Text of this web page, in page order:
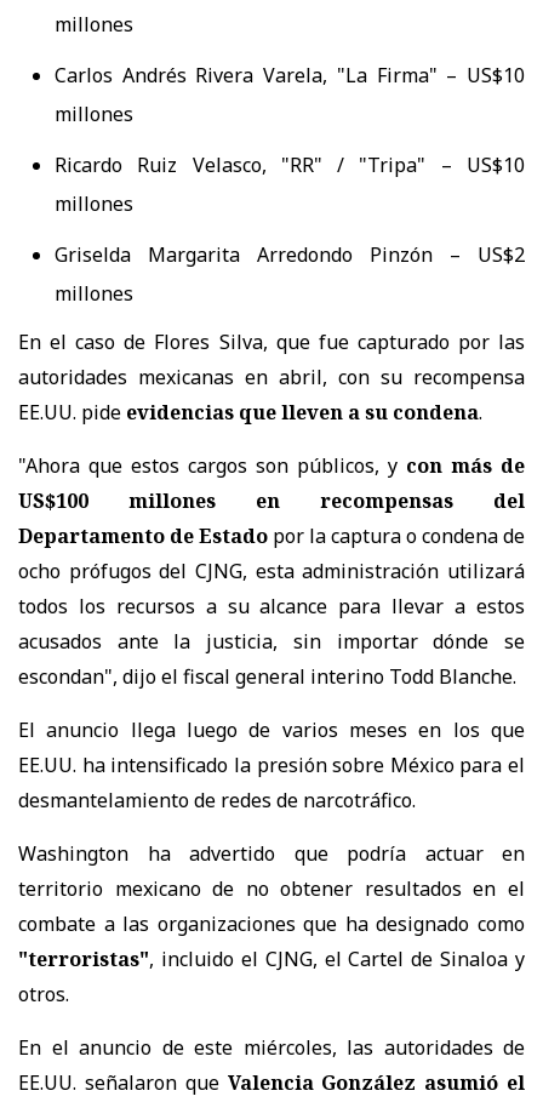
millones
Carlos Andrés Rivera Varela, "La Firma" – US$10
millones
Ricardo Ruiz Velasco, "RR" / "Tripa" – US$10
millones
Griselda Margarita Arredondo Pinzón – US$2
millones
En el caso de Flores Silva, que fue capturado por las
autoridades mexicanas en abril, con su recompensa
EE.UU. pide evidencias que lleven a su condena.
"Ahora que estos cargos son públicos, y con más de
US$100 millones en recompensas del
Departamento de Estado por la captura o condena de
ocho prófugos del CJNG, esta administración utilizará
todos los recursos a su alcance para llevar a estos
acusados ante la justicia, sin importar dónde se
escondan", dijo el fiscal general interino Todd Blanche.
El anuncio llega luego de varios meses en los que
EE.UU. ha intensificado la presión sobre México para el
desmantelamiento de redes de narcotráfico.
Washington ha advertido que podría actuar en
territorio mexicano de no obtener resultados en el
combate a las organizaciones que ha designado como
"terroristas", incluido el CJNG, el Cartel de Sinaloa y
otros.
En el anuncio de este miércoles, las autoridades de
EE.UU. señalaron queValencia González asumió el